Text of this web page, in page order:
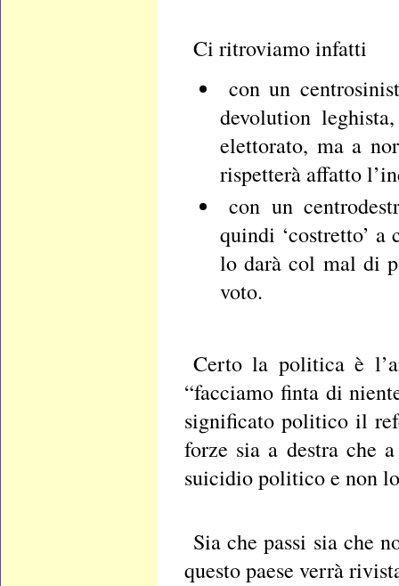
Ci ritroviamo infatti
con un
devolution
elettorato, ma a
rispetterà affatto
con un
quindi ‘costretto’ a
lo darà col mal di
voto.
Certo la politica è
“facciamo finta di
significato politico il
forze sia a destra che
suicidio politico e non
Sia che passi sia che
questo paese verrà